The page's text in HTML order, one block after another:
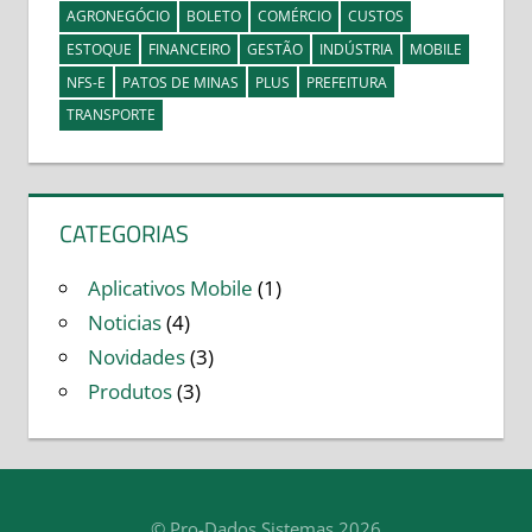
AGRONEGÓCIO BOLETO COMÉRCIO
CUSTOS
ESTOQUE
FINANCEIRO GESTÃO INDÚSTRIA
MOBILE
NFS-E
PATOS DE MINAS PLUS
PREFEITURA
TRANSPORTE
CATEGORIAS
Aplicativos Mobile (1)
Noticias(4)
Novidades(3)
Produtos(3)